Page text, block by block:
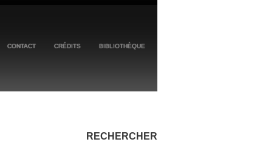
CONTACT CRÉDITS BIBLIOTHÈQUE
RECHERCHER